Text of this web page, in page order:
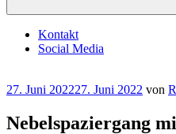
Kontakt
Social Media
Veröffentlicht
27. Juni 202227. Juni 2022 von
Nebelspaziergang